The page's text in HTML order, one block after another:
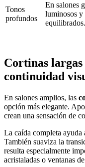
Tonos
profundos
En salones
luminosos y
equilibrados.
Cortinas largas
continuidad
En salones amplios, las
opción más elegante.
crean una sensación de
La caída completa ayuda
También suaviza la
resulta especialmente
acristaladas o ventanas